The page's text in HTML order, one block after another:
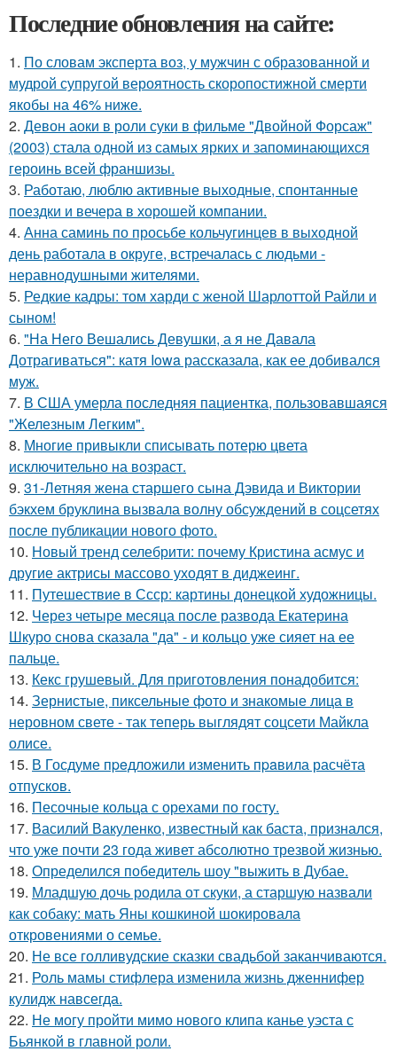
Последние обновления на сайте:
1. По словам эксперта воз, у мужчин с образованной и
мудрой супругой вероятность скоропостижной смерти
якобы на 46% ниже.
2. Девон аоки в роли суки в фильме "Двойной Форсаж"
(2003) стала одной из самых ярких и запоминающихся
героинь всей франшизы.
3. Работаю, люблю активные выходные, спонтанные
поездки и вечера в хорошей компании.
4. Анна саминь по просьбе кольчугинцев в выходной
день работала в округе, встречалась с людьми -
неравнодушными жителями.
5. Редкие кадры: том харди с женой Шарлоттой Райли и
сыном!
6. "На Него Вешались Девушки, а я не Давала
Дотрагиваться": катя Iowa рассказала, как ее добивался
муж.
7. В США умерла последняя пациентка, пользовавшаяся
"Железным Легким".
8. Многие привыкли списывать потерю цвета
исключительно на возраст.
9. 31-Летняя жена старшего сына Дэвида и Виктории
бэкхем бруклина вызвала волну обсуждений в соцсетях
после публикации нового фото.
10. Новый тренд селебрити: почему Кристина асмус и
другие актрисы массово уходят в диджеинг.
11. Путешествие в Ссср: картины донецкой художницы.
12. Через четыре месяца после развода Екатерина
Шкуро снова сказала "да" - и кольцо уже сияет на ее
пальце.
13. Кекс грушевый. Для приготовления понадобится:
14. Зернистые, пиксельные фото и знакомые лица в
неровном свете - так теперь выглядят соцсети Майкла
олисе.
15. В Госдуме пpeдложили изменить пpaвила расчёта
отпусков.
16. Песочные кольца с орехами по госту.
17. Василий Вакуленко, известный как баста, признался,
что уже почти 23 года живет абсолютно трезвой жизнью.
18. Определился победитель шоу "выжить в Дубае.
19. Младшую дочь родила от скуки, а старшую назвали
как собаку: мать Яны кошкиной шокировала
откровениями о семье.
20. Не все голливудские сказки свадьбой заканчиваются.
21. Роль мамы стифлера изменила жизнь дженнифер
кулидж навсегда.
22. Не могу пройти мимо нового клипа канье уэста с
Бьянкой в главной роли.